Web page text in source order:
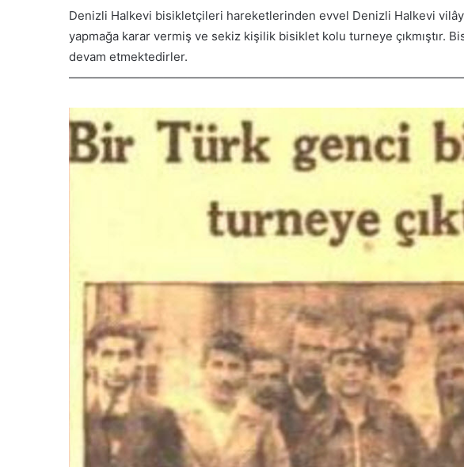
Denizli Halkevi bisikletçileri hareketlerinden evvel Denizli Halkevi
yapmağa karar vermiş ve sekiz kişilik bisiklet kolu turneye çıkmıştır.
devam etmektedirler.